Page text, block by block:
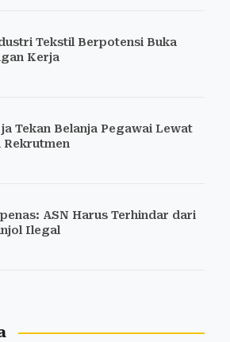
Tekstil Berpotensi Buka
Kerja
Tekan Belanja Pegawai Lewat
Rekrutmen
ASN Harus Terhindar dari
Ilegal